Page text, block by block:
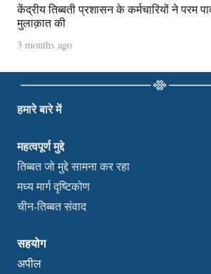
केंद्रीय तिब्बती प्रशासन के कर्मचारियों ने परम
मुलाक़ात की
3 months ago
हमारे बारे में
महत्वपूर्ण मुद्दे
तिब्बत जो मुद्दे सामना कर रहा
मध्य मार्ग दृष्टिकोण
चीन-तिब्बत संवाद
सहयोग
अपील